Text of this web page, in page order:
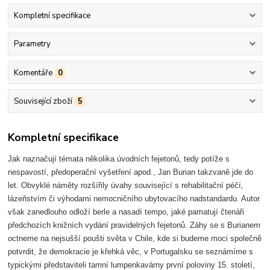
Kompletní specifikace
Parametry
Komentáře 0
Související zboží 5
Kompletní specifikace
Jak naznačují témata několika úvodních fejetonů, tedy potíže s
nespavostí, předoperační vyšetření apod., Jan Burian takzvaně jde do
let. Obvyklé náměty rozšířily úvahy související s rehabilitační péčí,
lázeňstvím či výhodami nemocničního ubytovacího nadstandardu. Autor
však zanedlouho odloží berle a nasadí tempo, jaké pamatují čtenáři
předchozích knižních vydání pravidelných fejetonů. Záhy se s Burianem
octneme na nejsušší poušti světa v Chile, kde si budeme moci společně
potvrdit, že demokracie je křehká věc, v Portugalsku se seznámíme s
typickými představiteli tamní lumpenkavárny první poloviny 15. století,